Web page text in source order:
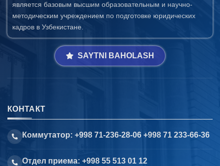
является базовым высшим образовательным и научно-
методическим учреждением по подготовке юридических
кадров в Узбекистане.
SAYTNI BAHOLASH
КОНТАКТ
Коммутатор: +998 71-236-28-06 +998 71 233-66-36
Отдел приема: +998 55 513 01 12